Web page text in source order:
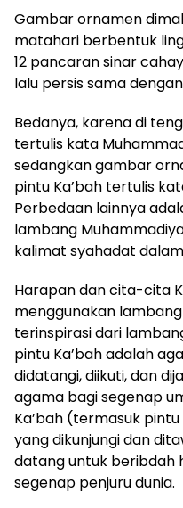
Gambar ornamen
matahari berbentuk
12 pancaran sinar
lalu persis sama
Bedanya, karena di
tertulis kata
sedangkan gambar
pintu Ka’bah tertulis
Perbedaan lainnya
lambang
kalimat syahadat
Harapan dan cita-cita
menggunakan
terinspirasi dari
pintu Ka’bah adalah
didatangi, diikuti, dan
agama bagi segenap
Ka’bah (termasuk
yang dikunjungi dan
datang untuk beribdah
segenap penjuru dunia.